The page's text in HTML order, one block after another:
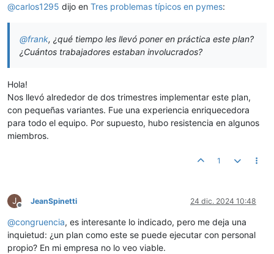
@carlos1295 dijo en Tres problemas típicos en pymes:
@frank, ¿qué tiempo les llevó poner en práctica este plan?
¿Cuántos trabajadores estaban involucrados?
Hola!
Nos llevó alrededor de dos trimestres implementar este plan,
con pequeñas variantes. Fue una experiencia enriquecedora
para todo el equipo. Por supuesto, hubo resistencia en algunos
miembros.
1
J
Desconectado
JeanSpinetti 24 dic. 2024 10:48
@congruencia, es interesante lo indicado, pero me deja una
inquietud: ¿un plan como este se puede ejecutar con personal
propio? En mi empresa no lo veo viable.